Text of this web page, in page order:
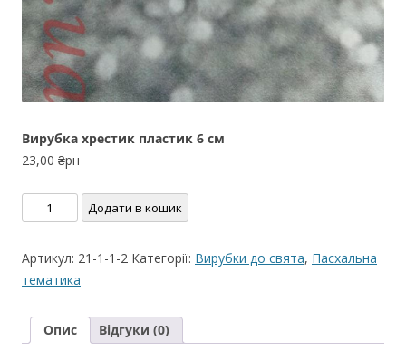
Вирубка хрестик пластик 6 см
23,00 ₴рн
Вирубка
хрестик
6
см
Додати в кошик
Артикул: 21-1-1-2 Категорії: Вирубки до свята, Пасхальна
тематика
Опис Відгуки (0)